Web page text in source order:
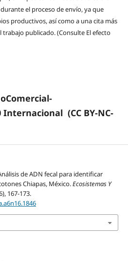
el proceso de envío, ya que
productivos, así como a una cita más
publicado. (Consulte El efecto
Internacional (CC BY-NC-
de ADN fecal para identificar
Chiapas, México.Ecosistemas Y
167-173.